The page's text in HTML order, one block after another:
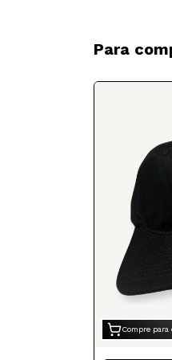
Para
Compre para